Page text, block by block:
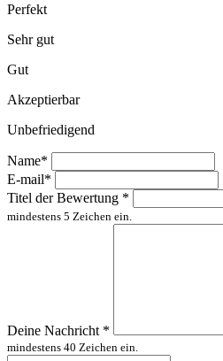
Perfekt
Sehr gut
Gut
Akzeptierbar
Unbefriedigend
Name*
E-mail*
Titel der Bewertung *
mindestens 5 Zeichen ein.
Deine Nachricht *
mindestens 40 Zeichen ein.